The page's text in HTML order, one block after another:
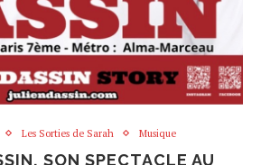
Les Sorties de Sarah Musique
SON SPECTACLE AU